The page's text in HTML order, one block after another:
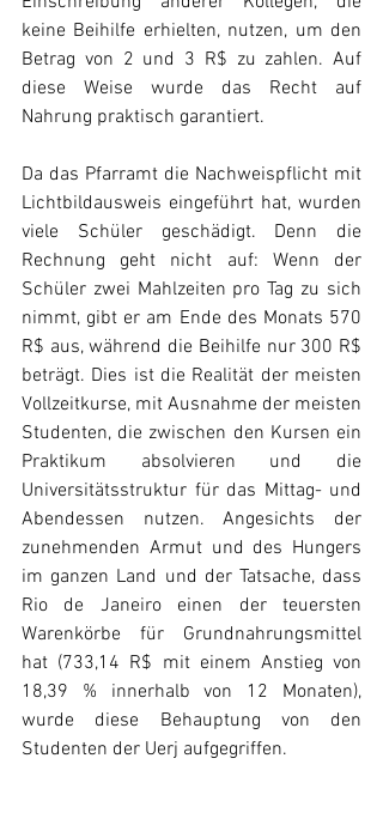
keine Beihilfe erhielten, nutzen, um den
Betrag von 2 und 3 R$ zu zahlen. Auf
diese Weise wurde das Recht auf
Nahrung praktisch garantiert.
Da das Pfarramt die Nachweispflicht mit
Lichtbildausweis eingeführt hat, wurden
viele Schüler geschädigt. Denn die
Rechnung geht nicht auf: Wenn der
Schüler zwei Mahlzeiten pro Tag zu sich
nimmt, gibt er am Ende des Monats 570
R$ aus, während die Beihilfe nur 300 R$
beträgt. Dies ist die Realität der meisten
Vollzeitkurse, mit Ausnahme der meisten
Studenten, die zwischen den Kursen ein
Praktikum absolvieren und die
Universitätsstruktur für das Mittag- und
Abendessen nutzen. Angesichts der
zunehmenden Armut und des Hungers
im ganzen Land und der Tatsache, dass
Rio de Janeiro einen der teuersten
Warenkörbe für Grundnahrungsmittel
hat (733,14 R$ mit einem Anstieg von
18,39 % innerhalb von 12 Monaten),
wurde diese Behauptung von den
Studenten der Uerj aufgegriffen.